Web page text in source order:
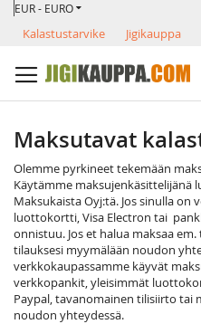
Skip
Content
VALUUTTA
EUR - EURO
Kalastustarvike Jigikauppa
Maksutavat
Olemme pyrkineet tekemään
Käytämme maksujenkäsittelijänä
Maksukaista Oyj:tä. Jos sinulla
luottokortti, Visa Electron tai
onnistuu. Jos et halua maksaa
tilauksesi myymälään noudon
verkkokaupassamme käyvät
verkkopankit, yleisimmät
Paypal, tavanomainen tilisiirto tai
noudon yhteydessä.